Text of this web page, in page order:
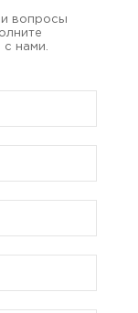
вопросы
нами.